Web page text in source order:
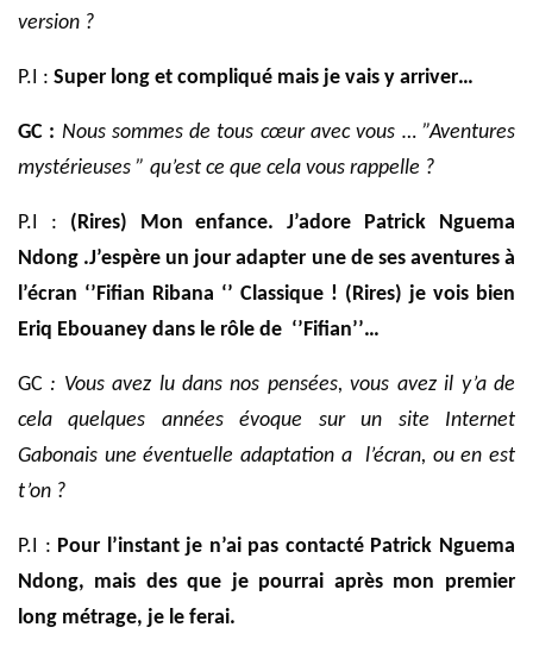
version ?
P.I :Super long et compliqué mais je vais y arriver…
GC : Nous sommes de tous cœur avec vous … ”Aventures
mystérieuses ” qu’est ce que cela vous rappelle ?
P.I : (Rires) Mon enfance. J’adore Patrick Nguema
Ndong .J’espère un jour adapter une de ses aventures à
l’écran ‘’ Fifian Ribana ‘’ Classique ! (Rires) je vois bien
Eriq Ebouaney dans le rôle de ‘’Fifian’’…
GC : Vous avez lu dans nos pensées, vous avez il y’a de
cela quelques années évoque sur un site Internet
Gabonais une éventuelle adaptation a l’écran, ou en est
t’on ?
P.I : Pour l’instant je n’ai pas contacté Patrick Nguema
Ndong, mais des que je pourrai après mon premier
long métrage, je le ferai.